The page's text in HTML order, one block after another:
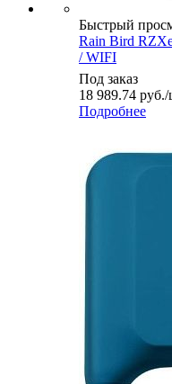
Быстрый
Rain Bird
/ WIFI
Под заказ
18 989.74 руб./
Подробнее